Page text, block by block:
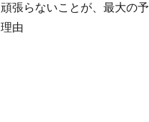
頑張らないことが、最大の
理由